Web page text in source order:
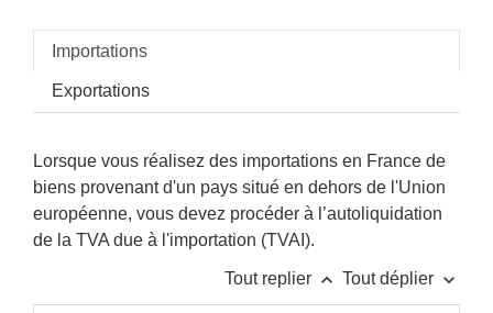
Importations
Exportations
Lorsque vous réalisez des importations en France de
biens provenant d'un pays situé en dehors de l'Union
européenne, vous devez procéder à l’autoliquidation
de la TVA due à l'importation (TVAI).
Tout replier keyboard_arrow_up Tout déplier keyboard_arrow_down